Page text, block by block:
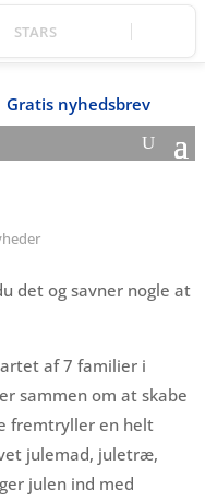
STARS
Gratis nyhedsbrev
det og savner nogle at
af 7 familier i
sammen om at skabe
fremtryller en helt
julemad, juletræ,
julen ind med